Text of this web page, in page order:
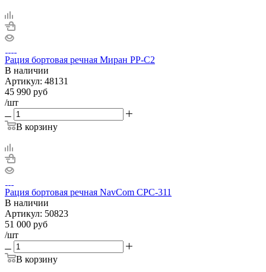
Рация бортовая речная Миран РР-С2
В наличии
Артикул: 48131
45 990 руб
/шт
В корзину
Рация бортовая речная NavCom CPC-311
В наличии
Артикул: 50823
51 000 руб
/шт
В корзину